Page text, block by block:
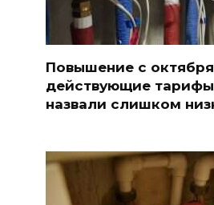
Повышение с
действующие
назвали слишком